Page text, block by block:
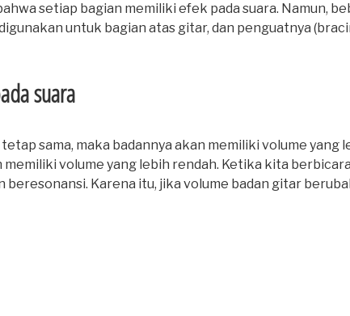
setiap bagian memiliki efek pada suara. Namun,
untuk bagian atas gitar, dan penguatnya
suara
sama, maka badannya akan memiliki volume yang
volume yang lebih rendah. Ketika kita
beresonansi. Karena itu, jika volume badan gitar